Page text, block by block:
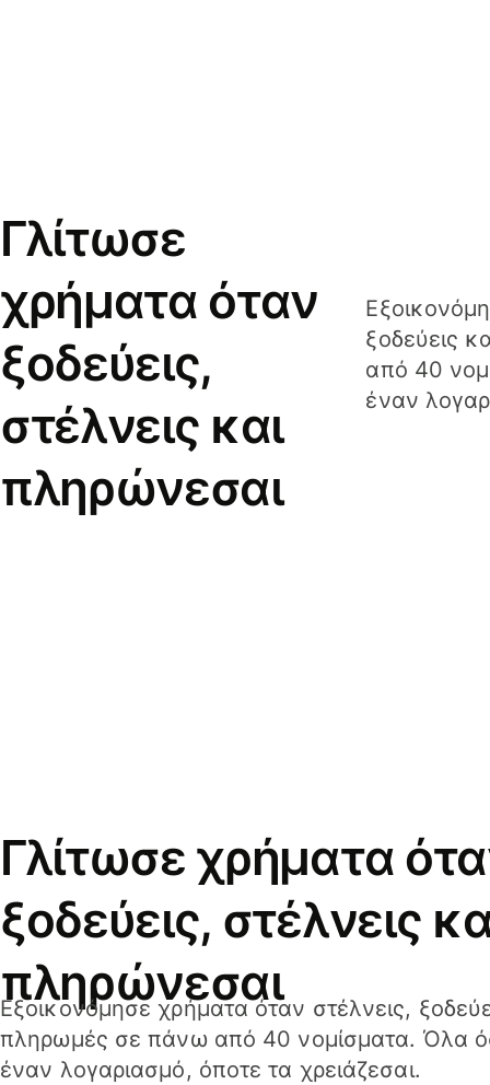
Γλίτωσε
χρήματα όταν
ξοδεύεις,
στέλνεις και
πληρώνεσαι
ξοδεύεις
από 40
έναν
Γλίτωσε χρήματα
ξοδεύεις, στέλνεις
πληρώνεσαι
Εξοικονόμησε χρήματα όταν στέλνεις,
πληρωμές σε πάνω από 40 νομίσματα. Όλα
έναν λογαριασμό, όποτε τα χρειάζεσαι.